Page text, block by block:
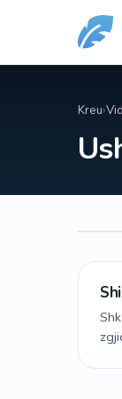
Kreu›